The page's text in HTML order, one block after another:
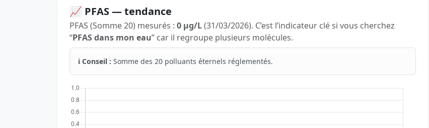
📈 PFAS — tendance
PFAS (Somme 20) mesurés : 0 µg/L(31/03/2026). C’est l’indicateur clé si vous cherchez
“PFAS dans mon eau” car il regroupe plusieurs molécules.
ℹ️ Conseil : Somme des 20 polluants éternels réglementés.